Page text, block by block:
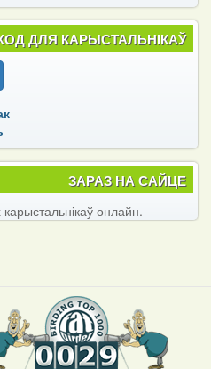
ДЛЯ КАРЫСТАЛЬНІКАЎ
ЗАРАЗ НА САЙЦЕ
онлайн.